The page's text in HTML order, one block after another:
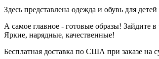
Здесь представлена одежда и обувь для
А самое главное - готовые образы! Зайдите
Яркие, нарядные, качественные!
Бесплатная доставка по США при заказе